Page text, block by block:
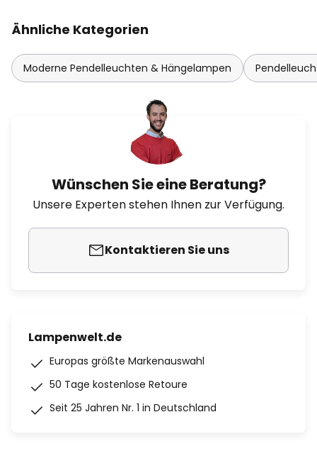
Ähnliche Kategorien
Moderne Pendelleuchten & Hängelampen
Wünschen Sie eine Beratung?
Unsere Experten stehen Ihnen zur Verfügung.
Kontaktieren Sie uns
Lampenwelt.de
Europas größte Markenauswahl
50 Tage kostenlose Retoure
Seit 25 Jahren Nr. 1 in Deutschland